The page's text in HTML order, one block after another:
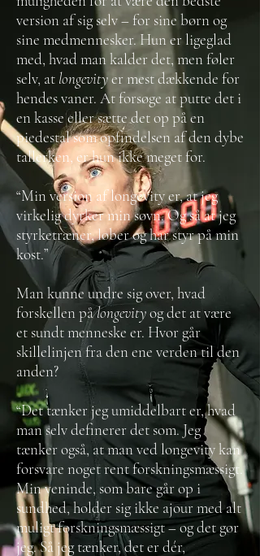
version af sig selv – for sine børn og
sine medmennesker. Hun er ligeglad
med, hvad man kalder det, men føler
selv, at longevityer mest dækkende for
hendes vaner. At forsøge at putte det i
en kasse eller sætte det op på en
piedestal som opfindelsen af den dybe
tallerken, er hun ikke meget for.
“Min version af longevity er, at jeg
virkelig dyrker min søvn. Og så at jeg
styrketræner, løber og har styr på min
kost.”
Man kunne undre sig over, hvad
forskellen pålongevityog det at være
et sundt menneske er. Hvor går
skillelinjen fra den ene verden til den
anden?
“Det tænker jeg umiddelbart er, hvad
man selv definerer det som. Jeg
tænker også, at man ved longevity kan
forsvare noget rent forskningsmæssigt.
Min veninde, som bare går op i
sundhed, holder sig ikke ajour med alt
muligt forskningsmæssigt – og det gør
jeg. Så jeg tænker, det er dér,